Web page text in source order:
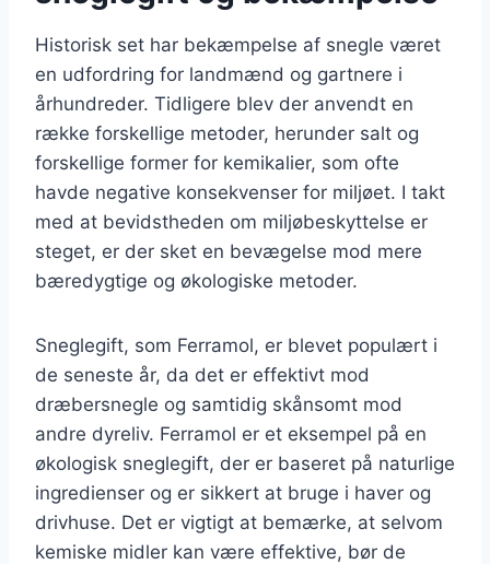
Historisk set har bekæmpelse af snegle været
en udfordring for landmænd og gartnere i
århundreder. Tidligere blev der anvendt en
række forskellige metoder, herunder salt og
forskellige former for kemikalier, som ofte
havde negative konsekvenser for miljøet. I takt
med at bevidstheden om miljøbeskyttelse er
steget, er der sket en bevægelse mod mere
bæredygtige og økologiske metoder.
Sneglegift, som Ferramol, er blevet populært i
de seneste år, da det er effektivt mod
dræbersnegle og samtidig skånsomt mod
andre dyreliv. Ferramol er et eksempel på en
økologisk sneglegift, der er baseret på naturlige
ingredienser og er sikkert at bruge i haver og
drivhuse. Det er vigtigt at bemærke, at selvom
kemiske midler kan være effektive, bør de